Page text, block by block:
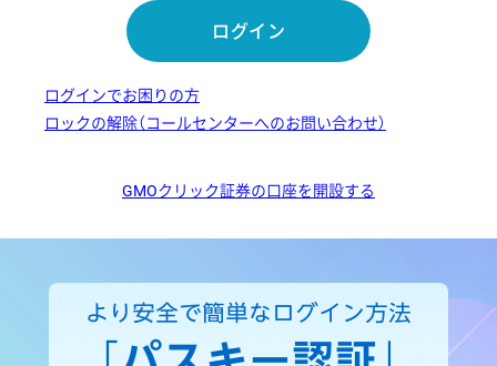
ログイン
ログインでお困りの方
ロックの解除（コールセンターへのお問い合わせ）
GMOクリック証券の口座を開設する